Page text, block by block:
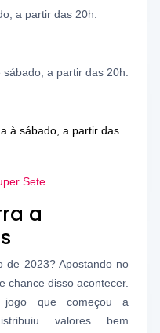
a partir das 20h.
sábado, a partir das 20h.
à sábado, a partir das
a
de 2023? Apostando no
chance disso acontecer.
que começou a
valores bem